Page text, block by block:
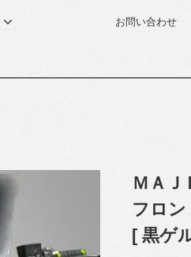
お問い合わせ
ＭＡ
フロン
[ 黒ゲ